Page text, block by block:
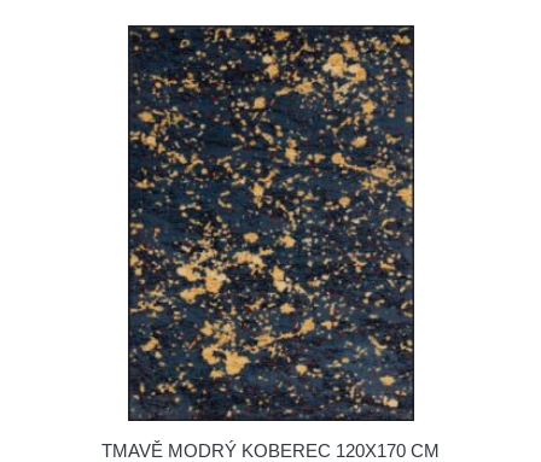
TMAVĚ MODRÝ KOBEREC 120X170 CM